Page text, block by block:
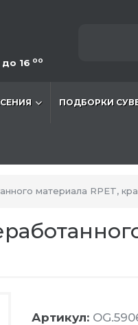
до 16 00
ПОДБОРКИ
материала RPET,
Артикул: